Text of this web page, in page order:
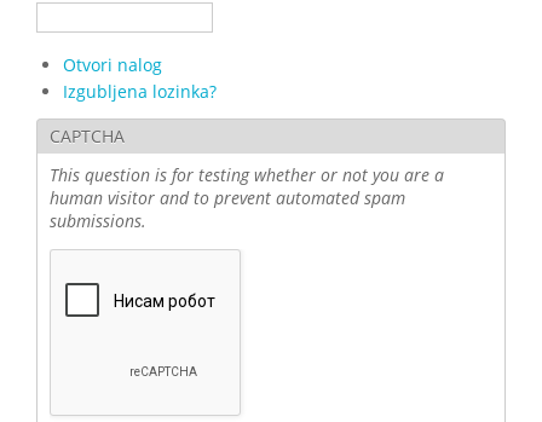
Otvori nalog
Izgubljena lozinka?
CAPTCHA
This question is for testing whether or not you are a
human visitor and to prevent automated spam
submissions.